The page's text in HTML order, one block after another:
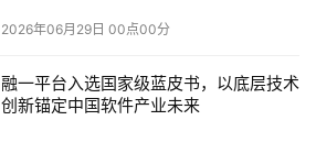
2026年06月29日 00点00分
融一平台入选国家级蓝皮书，以底层技术
创新锚定中国软件产业未来